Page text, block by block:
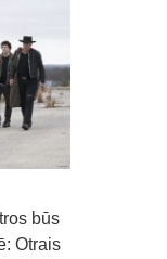
būs
Otrais